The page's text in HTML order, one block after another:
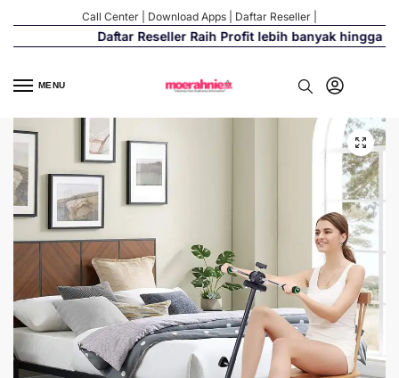
Call Center Download Apps Daftar Reseller
Daftar Reseller Raih Profit lebih banyak hingga
MENU